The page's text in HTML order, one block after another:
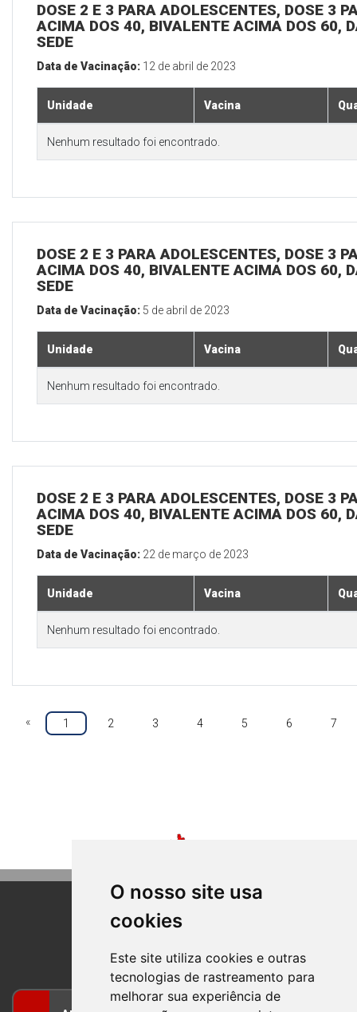
O nosso site usa
cookies
Este site utiliza cookies e outras
tecnologias de rastreamento para
melhorar sua experiência de
DOSE 2 E 3 PARA ADOLESCENTES, DOSE 3
ACIMA DOS 40, BIVALENTE ACIMA DOS 60,
SEDE
Data de Vacinação: 12 de abril de 2023
Unidade Vacina
Nenhum resultado foi encontrado.
DOSE 2 E 3 PARA ADOLESCENTES, DOSE 3
ACIMA DOS 40, BIVALENTE ACIMA DOS 60,
SEDE
Data de Vacinação: 5 de abril de 2023
Unidade Vacina
Nenhum resultado foi encontrado.
DOSE 2 E 3 PARA ADOLESCENTES, DOSE 3
ACIMA DOS 40, BIVALENTE ACIMA DOS 60,
SEDE
Data de Vacinação: 22 de março de 2023
Unidade Vacina
Nenhum resultado foi encontrado.
« 1 2 3 4 5 6 7
BOM PRINCIPIO
RIO GRANDE DO SUL